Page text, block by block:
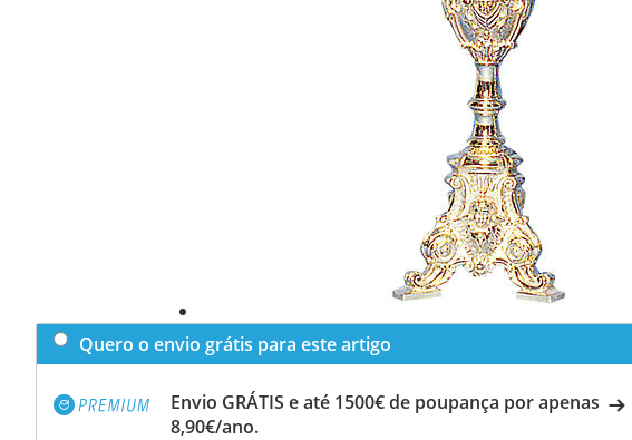
Quero o envio grátis para este artigo
Envio GRÁTIS e até 1500€ de poupança por apenas
8,90€/ano.